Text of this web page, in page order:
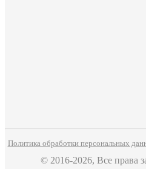
© 2016-2026, Все права
Политика обработки персональных